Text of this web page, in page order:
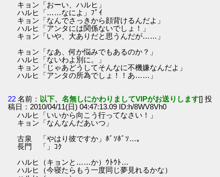
キョン「おーい、ハルヒ」
ハルヒ「……なによ」ﾌﾟｲ
キョン「なんでさっきから顔背けるんだよ」
ハルヒ「アンタには関係ないでしょ！」
キョン「いや、大ありだと思うんだが……」
キョン「なあ、何か悩みでもあるのか？」
ハルヒ「ないわよ別に。」
キョン「じゃあどうしてそんなに不機嫌なんだよ」
ハルヒ「アンタの所為でしょ！！あ……」
22 名前： 以下、名無しにかわりましてVIPがお送りします[] 投
稿日：2010/04/11(日) 04:47:13.09 ID:h/8WV8Vh0
ハルヒ「いいから向こう行ってなさい！」
キョン「なんなんだあいつ」
古泉 「やはり彼ですか」ﾎﾞｿﾎﾞｿ…。
長門 「」ｺｸ
ハルヒ（キョンと……か）ｳﾄｳﾄ…
ハルヒ（今寝たらもう一度同じ夢見れるかな）